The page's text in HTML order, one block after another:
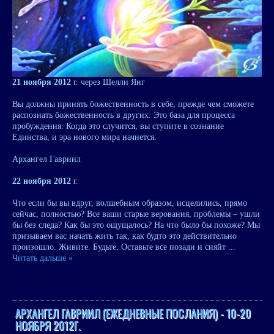
21 ноября 2012 г. через Шелли Янг
Вы должны принять божественность в себе, прежде чем сможете
распознать божественность в других. Это база для процесса
пробуждения. Когда это случится, вы ступите в сознание
Единства, и эра нового мира начнется.
Архангел Гавриил
22 ноября 2012 г.
Что если бы вы вдруг, волшебным образом, исцелились, прямо
сейчас, полностью? Все ваши старые верования, проблемы – ушли
бы без следа? Как бы это ощущалось? На что было бы похоже? Мы
призываем вас начать жить так, как будто это действительно
произошло. Живите. Будьте. Оставьте все позади и сияйт
Читать дальше »
АРХАНГЕЛ ГАВРИИЛ (ЕЖЕДНЕВНЫЕ ПОСЛАНИЯ) - 10-20
НОЯБРЯ 2012Г.